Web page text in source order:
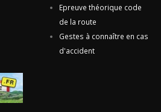
Epreuve théorique code
de la route
Gestes à connaître en cas
d'accident